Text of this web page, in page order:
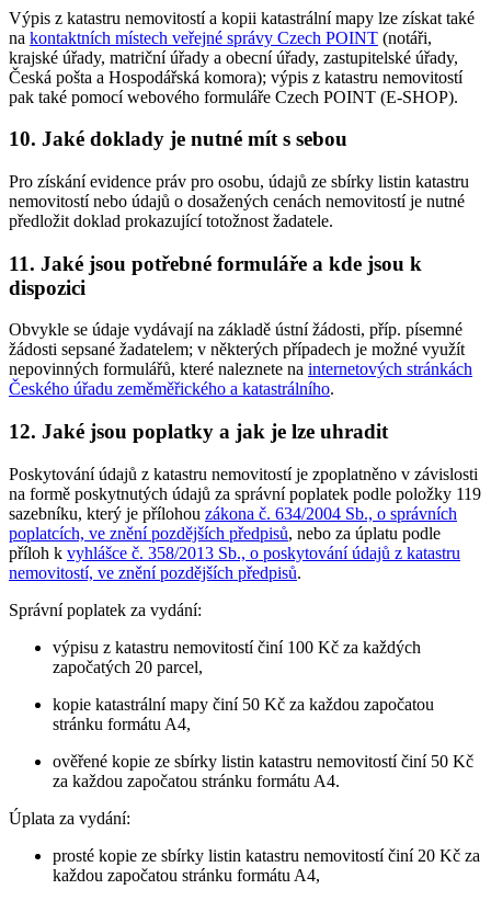
Výpis z katastru nemovitostí a kopii katastrální mapy lze získat také
na kontaktních místech veřejné správy Czech POINT (notáři,
krajské úřady, matriční úřady a obecní úřady, zastupitelské úřady,
Česká pošta a Hospodářská komora); výpis z katastru nemovitostí
pak také pomocí webového formuláře Czech POINT (E-SHOP).
10. Jaké doklady je nutné mít s sebou
Pro získání evidence práv pro osobu, údajů ze sbírky listin katastru
nemovitostí nebo údajů o dosažených cenách nemovitostí je nutné
předložit doklad prokazující totožnost žadatele.
11. Jaké jsou potřebné formuláře a kde jsou k
dispozici
Obvykle se údaje vydávají na základě ústní žádosti, příp. písemné
žádosti sepsané žadatelem; v některých případech je možné využít
nepovinných formulářů, které naleznete na internetových stránkách
Českého úřadu zeměměřického a katastrálního.
12. Jaké jsou poplatky a jak je lze uhradit
Poskytování údajů z katastru nemovitostí je zpoplatněno v závislosti
na formě poskytnutých údajů za správní poplatek podle položky 119
sazebníku, který je přílohou zákona č. 634/2004 Sb., o správních
poplatcích, ve znění pozdějších předpisů, nebo za úplatu podle
příloh k vyhlášce č. 358/2013 Sb., o poskytování údajů z katastru
nemovitostí, ve znění pozdějších předpisů.
Správní poplatek za vydání:
výpisu z katastru nemovitostí činí 100 Kč za každých
započatých 20 parcel,
kopie katastrální mapy činí 50 Kč za každou započatou
stránku formátu A4,
ověřené kopie ze sbírky listin katastru nemovitostí činí 50 Kč
za každou započatou stránku formátu A4.
Úplata za vydání:
prosté kopie ze sbírky listin katastru nemovitostí činí 20 Kč za
každou započatou stránku formátu A4,